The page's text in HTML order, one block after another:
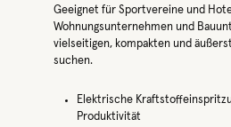
Geeignet für Sportvereine und
Wohnungsunternehmen und
vielseitigen, kompakten und
suchen.
Elektrische
Produktivität